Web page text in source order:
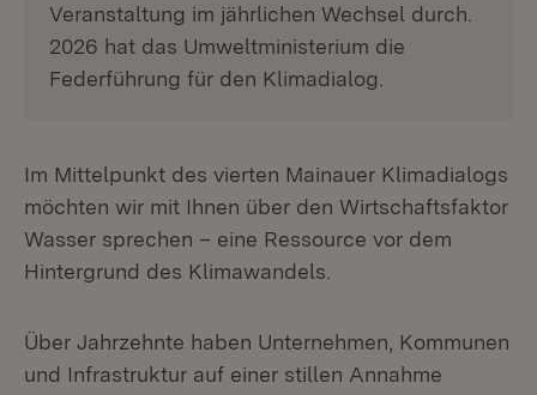
Veranstaltung im jährlichen Wechsel durch.
2026 hat das Umweltministerium die
Federführung für den Klimadialog.
Im Mittelpunkt des vierten Mainauer Klimadialogs
möchten wir mit Ihnen über den Wirtschaftsfaktor
Wasser sprechen – eine Ressource vor dem
Hintergrund des Klimawandels.
Über Jahrzehnte haben Unternehmen, Kommunen
und Infrastruktur auf einer stillen Annahme